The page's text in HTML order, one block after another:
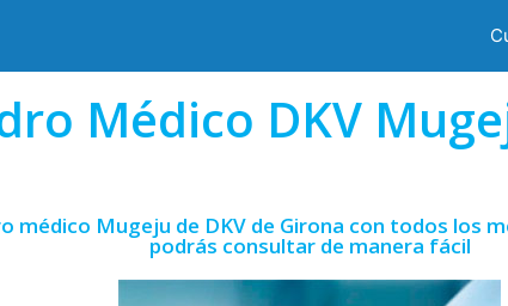
Médico DKV
médico Mugeju de DKV de Girona con todos los
podrás consultar de manera fácil